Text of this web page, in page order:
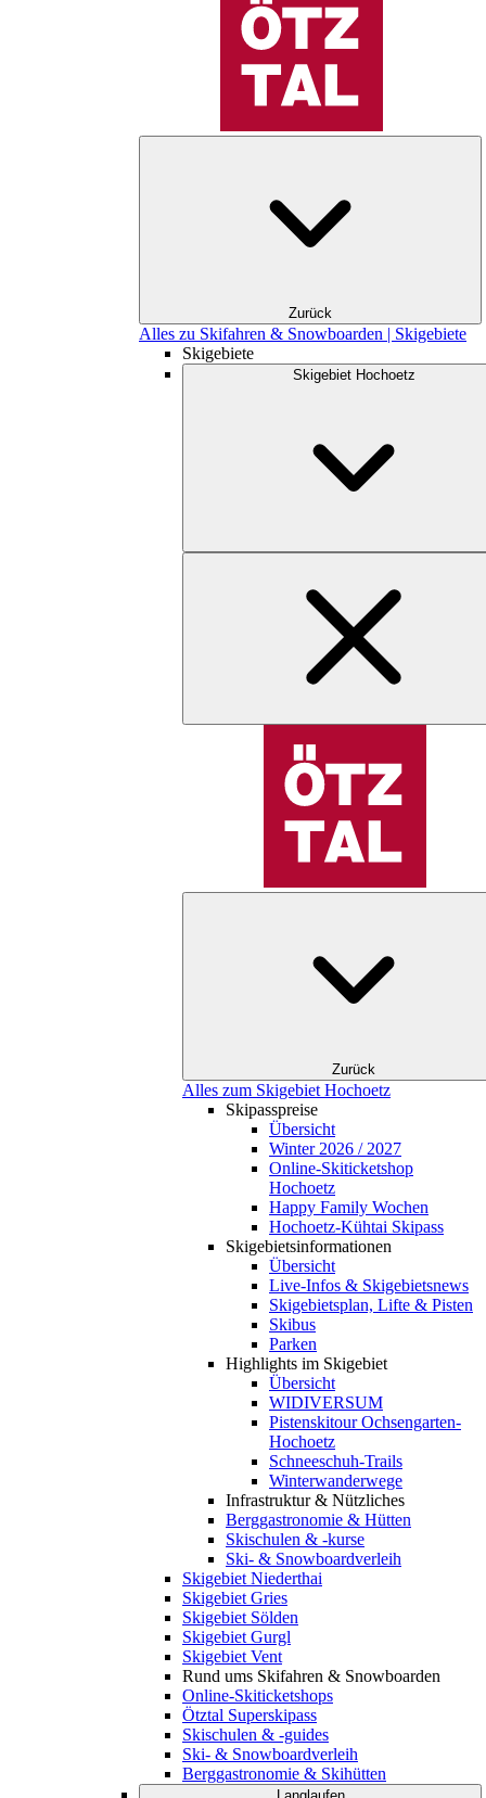
Zurück
Alles zu Skifahren & Snowboarden | Skigebiete
Skigebiete
Skigebiet Hochoetz
Zurück
Alles zum Skigebiet Hochoetz
Skipasspreise
Übersicht
Winter 2026 / 2027
Online-Skiticketshop
Hochoetz
Happy Family Wochen
Hochoetz-Kühtai Skipass
Skigebietsinformationen
Übersicht
Live-Infos & Skigebietsnews
Skigebietsplan, Lifte & Pisten
Skibus
Parken
Highlights im Skigebiet
Übersicht
WIDIVERSUM
Pistenskitour Ochsengarten-
Hochoetz
Schneeschuh-Trails
Winterwanderwege
Infrastruktur & Nützliches
Berggastronomie & Hütten
Skischulen & -kurse
Ski- & Snowboardverleih
Skigebiet Niederthai
Skigebiet Gries
Skigebiet Sölden
Skigebiet Gurgl
Skigebiet Vent
Rund ums Skifahren & Snowboarden
Online-Skiticketshops
Ötztal Superskipass
Skischulen & -guides
Ski- & Snowboardverleih
Berggastronomie & Skihütten